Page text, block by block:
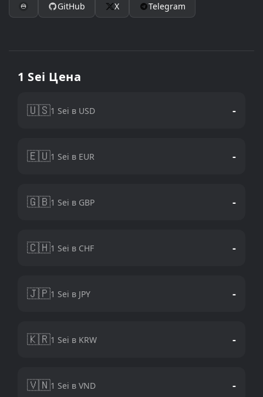
GitHub X Telegram
1 Sei Цена
🇺🇸1 Sei в USD -
🇪🇺1 Sei в EUR -
🇬🇧1 Sei в GBP -
🇨🇭1 Sei в CHF -
🇯🇵1 Sei в JPY -
🇰🇷1 Sei в KRW -
🇻🇳1 Sei в VND -